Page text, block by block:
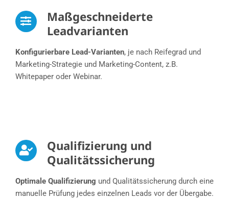
Maßgeschneiderte
Leadvarianten
Konfigurierbare Lead-Varianten, je nach Reifegrad und
Marketing-Strategie und Marketing-Content, z.B.
Whitepaper oder Webinar.​
Qualifizierung und
Qualitätssicherung
Optimale Qualifizierung und Qualitätssicherung durch eine
manuelle Prüfung jedes einzelnen Leads vor der Übergabe.​